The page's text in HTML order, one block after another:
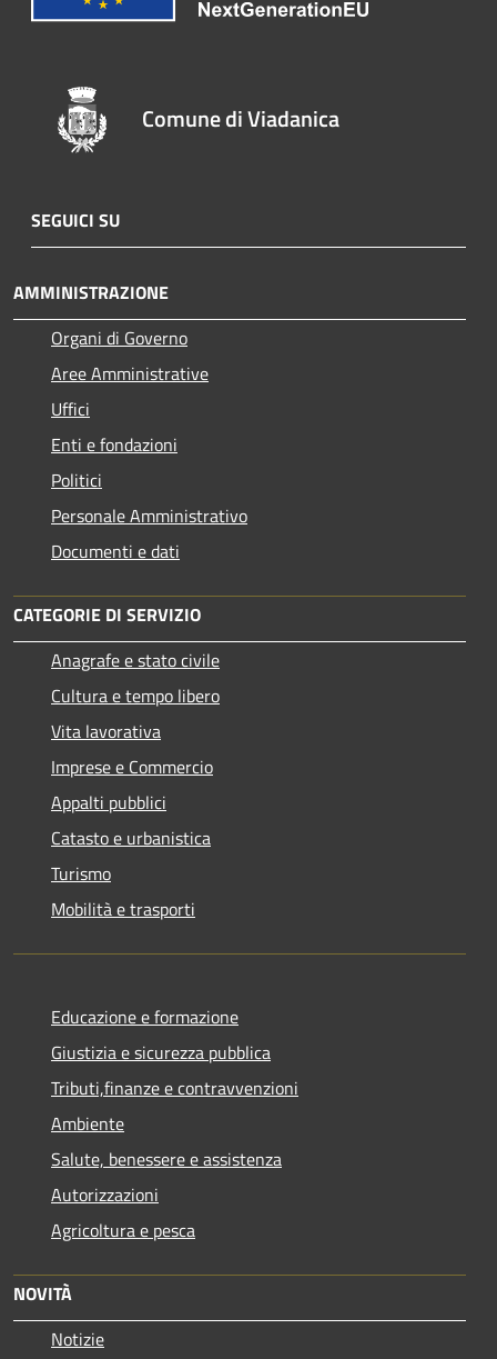
Comune di Viadanica
SEGUICI SU
AMMINISTRAZIONE
Organi di Governo
Aree Amministrative
Uffici
Enti e fondazioni
Politici
Personale Amministrativo
Documenti e dati
CATEGORIE DI SERVIZIO
Anagrafe e stato civile
Cultura e tempo libero
Vita lavorativa
Imprese e Commercio
Appalti pubblici
Catasto e urbanistica
Turismo
Mobilità e trasporti
Educazione e formazione
Giustizia e sicurezza pubblica
Tributi,finanze e contravvenzioni
Ambiente
Salute, benessere e assistenza
Autorizzazioni
Agricoltura e pesca
NOVITÀ
Notizie